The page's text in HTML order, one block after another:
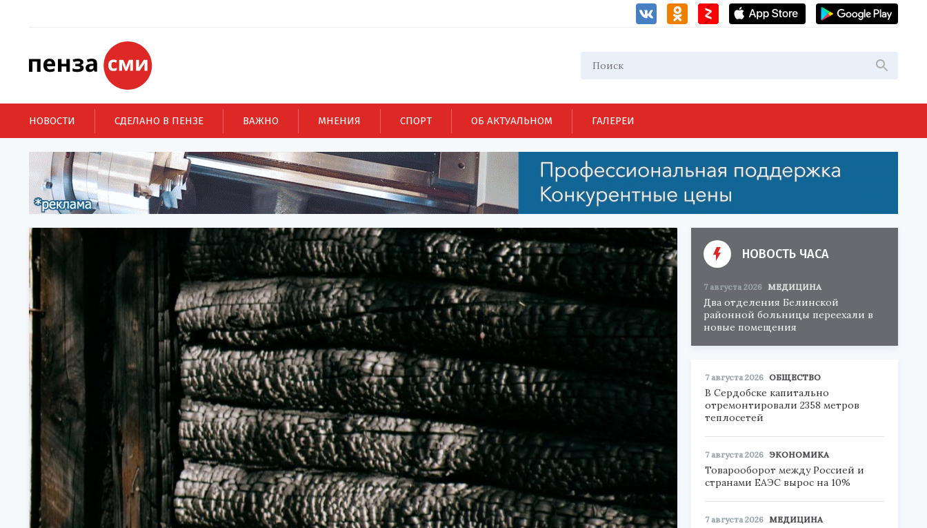
НОВОСТИ СДЕЛАНО В ПЕНЗЕ ВАЖНО МНЕНИЯ СПОРТ ОБ АКТУАЛЬНОМ ГАЛЕРЕИ
НОВОСТЬ ЧАСА
7 августа 2026 МЕДИЦИНА
Два отделения Белинской
районной больницы переехали в
новые помещения
7 августа 2026 ОБЩЕСТВО
В Сердобске капитально
отремонтировали 2358 метров
теплосетей
7 августа 2026 ЭКОНОМИКА
Товарооборот между Россией и
странами ЕАЭС вырос на 10%
7 августа 2026 МЕДИЦИНА